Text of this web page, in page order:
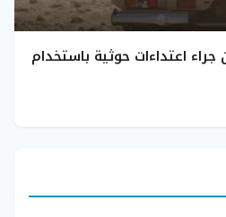
جراء اعتداءات حوثية باستخدام